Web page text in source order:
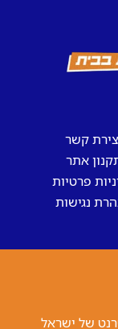
קשר
אתר
פרטיות
נגישות
של ישראל